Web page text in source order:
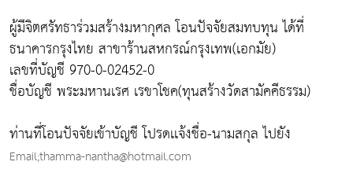
ผู้มีจิตศรัทธาร่วมสร้างมหากุศล โอนปัจจัยสมทบทุน ได้ที่
ธนาคารกรุงไทย สาขาร้านสหกรณ์กรุงเทพ(เอกมัย)
เลขที่บัญชี 970-0-02452-0
ชื่อบัญชี พระมหานเรศ เรขาโชค(ทุนสร้างวัดสามัคคีธรรม)
ท่านที่โอนปัจจัยเข้าบัญชี โปรดเเจ้งชื่อ-นามสกุล ไปยัง
Email;thamma-nantha@hotmail.com